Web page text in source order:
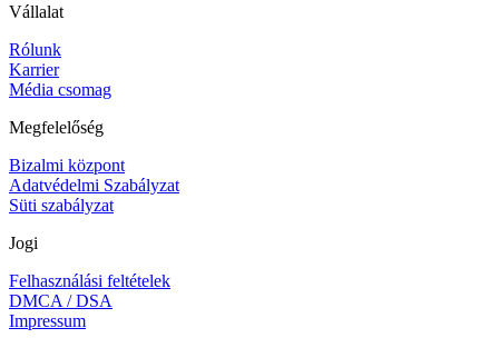
Vállalat
Rólunk
Karrier
Média csomag
Megfelelőség
Bizalmi központ
Adatvédelmi Szabályzat
Süti szabályzat
Jogi
Felhasználási feltételek
DMCA / DSA
Impressum